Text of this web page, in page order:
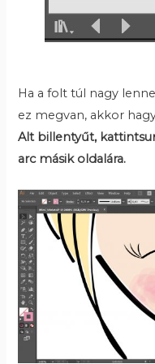
Ha a folt túl nagy
ez megvan, akkor
Alt billentyűt,
arc másik oldalára.